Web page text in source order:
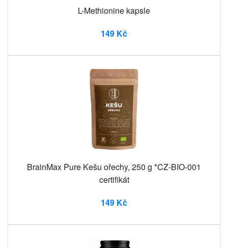
L-Methionine kapsle
149 Kč
BrainMax Pure Kešu ořechy, 250 g *CZ-BIO-001
certifikát
149 Kč